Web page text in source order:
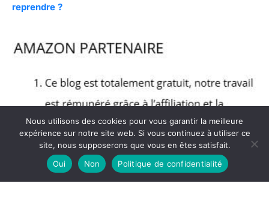
reprendre ?
Nous utilisons des cookies pour vous garantir la meilleure
expérience sur notre site web. Si vous continuez à utiliser ce
site, nous supposerons que vous en êtes satisfait.
Oui
Non Politique de confidentialité